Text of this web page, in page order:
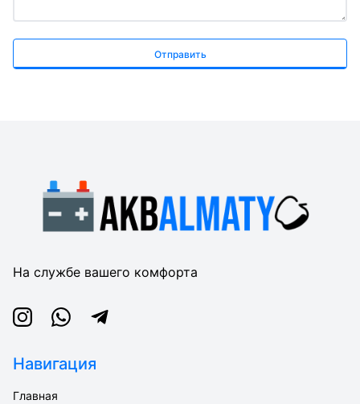
Отправить
На службе вашего комфорта
InstagramWhatsappTelegram
Навигация
Главная